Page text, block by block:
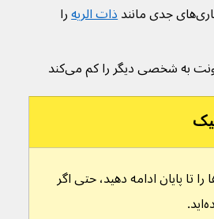
ذات الریه را
به شخصی دیگر را کم می‌کند
آنتی بیوتیک‌ها را تا پایان ادامه دهید، حتی اگر